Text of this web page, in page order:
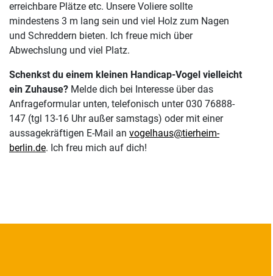
erreichbare Plätze etc. Unsere Voliere sollte
mindestens 3 m lang sein und viel Holz zum Nagen
und Schreddern bieten. Ich freue mich über
Abwechslung und viel Platz.
Schenkst du einem kleinen Handicap-Vogel vielleicht
ein Zuhause? Melde dich bei Interesse über das
Anfrageformular unten, telefonisch unter 030 76888-
147 (tgl 13-16 Uhr außer samstags) oder mit einer
aussagekräftigen E-Mail an vogelhaus@tierheim-
berlin.de. Ich freu mich auf dich!